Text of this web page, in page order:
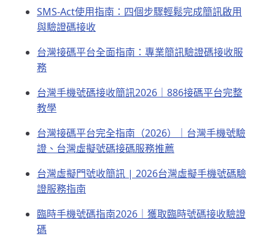
SMS-Act使用指南：四個步驟輕鬆完成簡訊啟用
與驗證碼接收
台灣接碼平台全面指南：專業簡訊驗證碼接收服
務
台灣手機號碼接收簡訊2026｜886接碼平台完整
教學
台灣接碼平台完全指南（2026）｜台灣手機號驗
證、台灣虛擬號碼接碼服務推薦
台灣虛擬門號收簡訊 | 2026台灣虛擬手機號碼驗
證服務指南
臨時手機號碼指南2026｜獲取臨時號碼接收驗證
碼